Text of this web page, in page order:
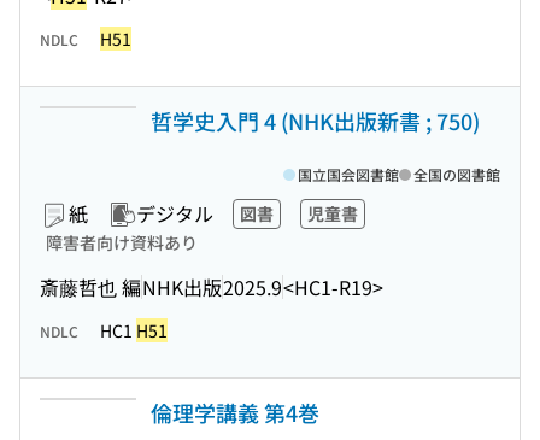
NDLC H51
哲学史入門 4 (NHK出版新書 ; 750)
紙 デジタル 図書
児童書
障害者向け資料あり
斎藤哲也 編NHK出版2025.9<HC1-R19>
国立国会図書館 全国の図書館
NDLC HC1 H51
倫理学講義 第4巻